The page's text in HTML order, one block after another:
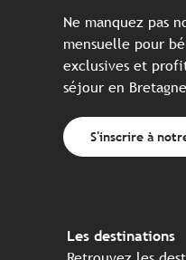
Ne manquez pas
mensuelle pour
exclusives et
séjour en
S'inscrire à
Les destinations